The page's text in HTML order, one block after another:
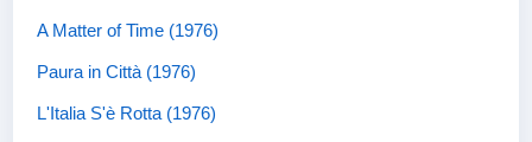
A Matter of Time (1976)
Paura in Città (1976)
L'Italia S'è Rotta (1976)